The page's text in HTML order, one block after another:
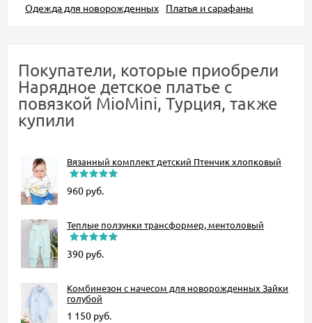
Одежда для новорожденных
Платья и сарафаны
Покупатели, которые приобрели
Нарядное детское платье с
повязкой MioMini, Турция, также
купили
Вязанный комплект детский Птенчик хлопковый
960 руб.
Теплые ползунки трансформер, ментоловый
390 руб.
Комбинезон с начесом для новорожденных Зайки
голубой
1 150 руб.